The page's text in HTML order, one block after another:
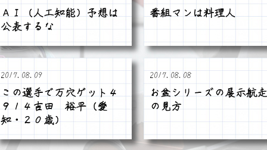
ＡＩ（人工知能）予想は
公表するな
番組マンは料理人
2017.08.09
この選手で万穴ゲット４
９１４吉田 裕平（愛
知・２０歳）
2017.08.08
お盆シリーズの展示航走
の見方